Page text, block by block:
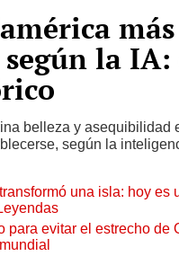
la IA:
belleza y asequibilidad
según la
una isla: hoy es
evitar el estrecho de